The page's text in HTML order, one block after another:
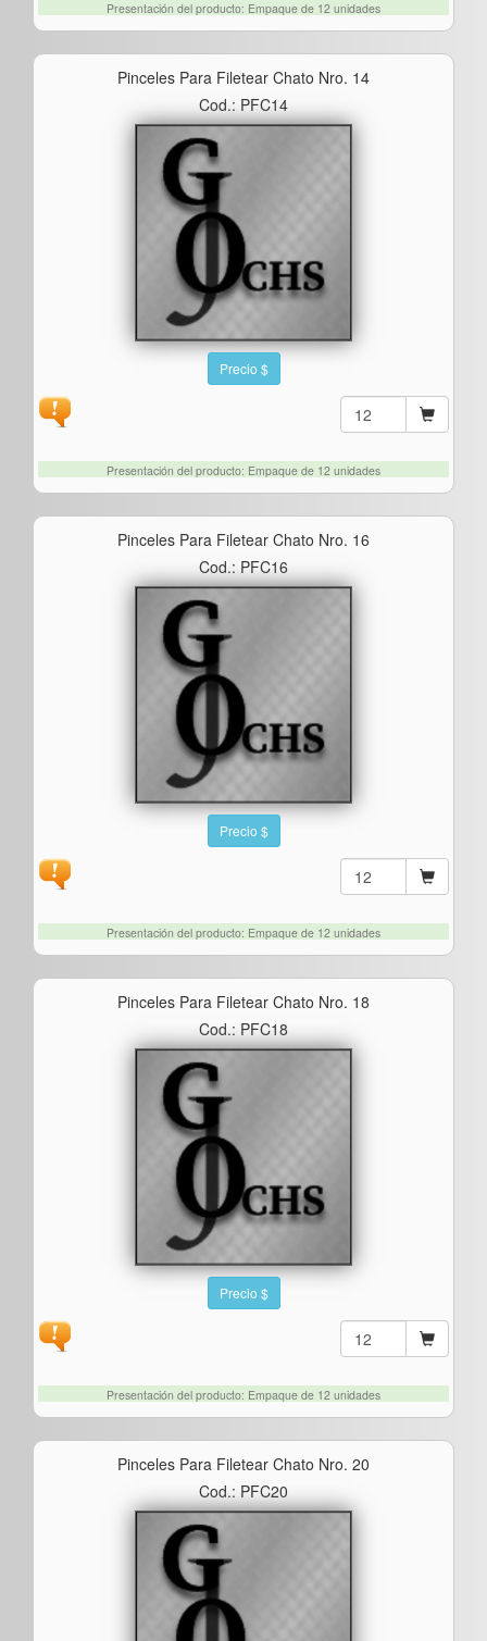
Presentación del producto: Empaque de 12 unidades
Pinceles Para Filetear Chato Nro. 14
Cod.: PFC14
Precio $
Presentación del producto: Empaque de 12 unidades
Pinceles Para Filetear Chato Nro. 16
Cod.: PFC16
Precio $
Presentación del producto: Empaque de 12 unidades
Pinceles Para Filetear Chato Nro. 18
Cod.: PFC18
Precio $
Presentación del producto: Empaque de 12 unidades
Pinceles Para Filetear Chato Nro. 20
Cod.: PFC20